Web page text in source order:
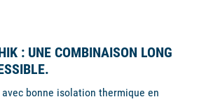
: UNE COMBINAISON LONG
bonne isolation thermique en